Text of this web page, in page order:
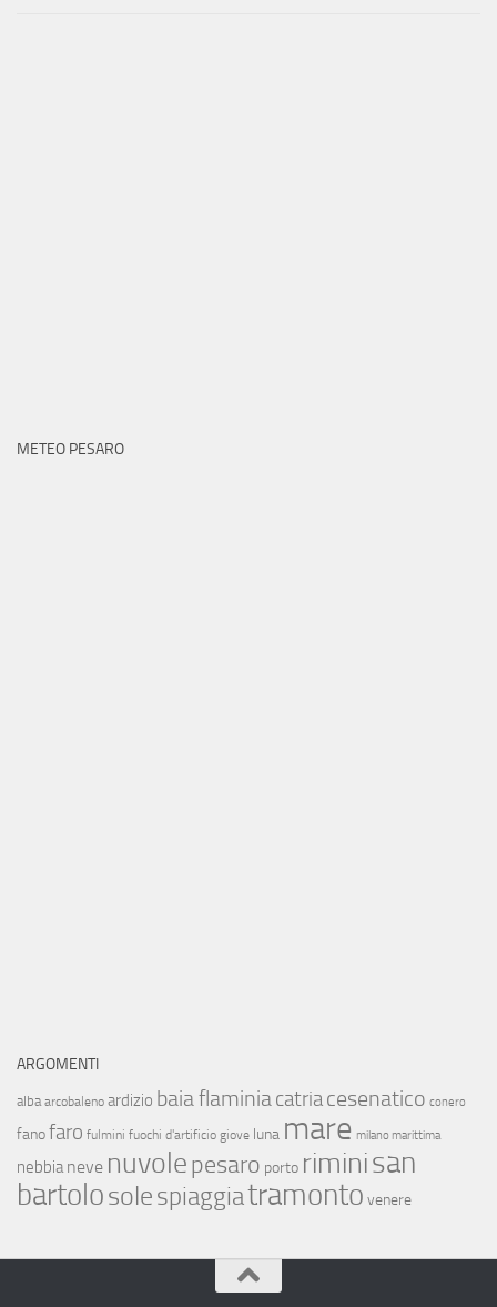
METEO PESARO
ARGOMENTI
alba arcobaleno ardizio baia flaminiacatriacesenatico conero
fanofaro fulmini fuochi d'artificio giove luna mare milano marittima
nebbia neve nuvolepesaro porto riminisan
bartolosolespiaggiatramonto venere